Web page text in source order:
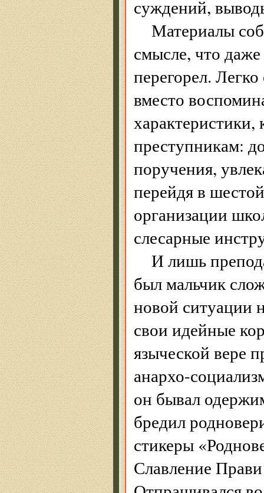
суждений,
Материалы
смысле, что
перегорел.
вместо
преступникам:
поручения,
перейдя в
организации
слесарные
И лишь
был мальчик
новой ситуации
свои идейные
языческой вере
анархо-
он бывал
бредил
стикеры
Славление